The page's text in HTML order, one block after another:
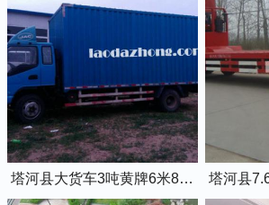
塔河县大货车3吨黄牌6米8的厢式货车